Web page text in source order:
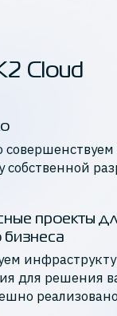
Cloud
собственной
проекты
бизнеса
для решения